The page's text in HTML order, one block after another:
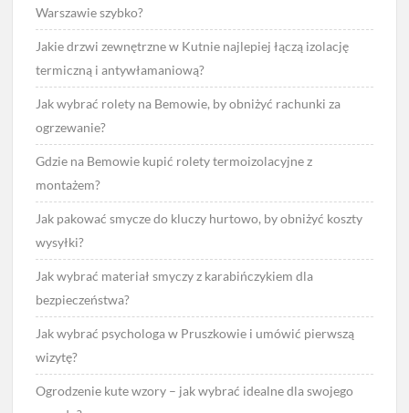
Warszawie szybko?
Jakie drzwi zewnętrzne w Kutnie najlepiej łączą izolację
termiczną i antywłamaniową?
Jak wybrać rolety na Bemowie, by obniżyć rachunki za
ogrzewanie?
Gdzie na Bemowie kupić rolety termoizolacyjne z
montażem?
Jak pakować smycze do kluczy hurtowo, by obniżyć koszty
wysyłki?
Jak wybrać materiał smyczy z karabińczykiem dla
bezpieczeństwa?
Jak wybrać psychologa w Pruszkowie i umówić pierwszą
wizytę?
Ogrodzenie kute wzory – jak wybrać idealne dla swojego